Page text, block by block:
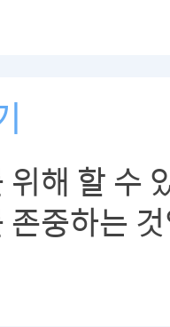
해 할 수
존중하는